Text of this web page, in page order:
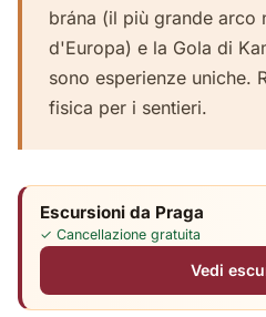
brána (il più grande arco
d'Europa) e la Gola di
sono esperienze uniche.
fisica per i sentieri.
Escursioni da Praga
✓ Cancellazione gratuita
Vedi